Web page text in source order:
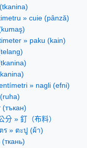
» cuie (pânză)
» paku (kain)
» nagli (efni)
(тъкан)
分 » 釘（布料）
ร » ตะปู (ผ้า)